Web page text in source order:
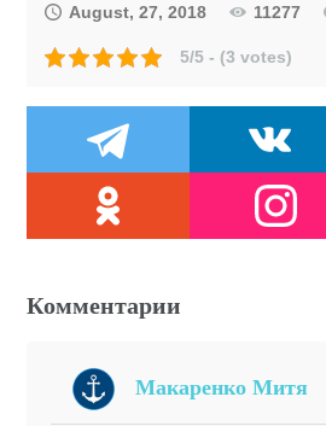
August, 27, 2018 11277
5/5 - (3 votes)
Комментарии
Макаренко Митя